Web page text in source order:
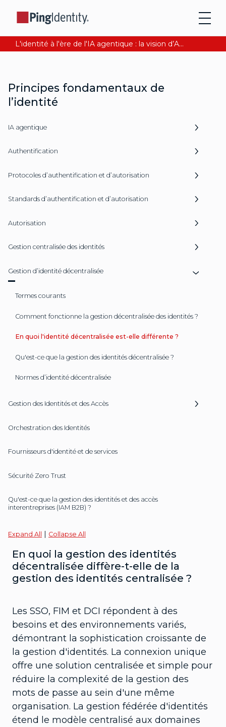
L'identité à l'ère de l'IA agentique : la vision d’Andre Durand sur la confiance numérique
Principes fondamentaux de
l’identité
IA agentique
Authentification
Protocoles d’authentification et d’autorisation
Standards d’authentification et d’autorisation
Autorisation
Gestion centralisée des identités
Gestion d’identité décentralisée
Termes courants
Comment fonctionne la gestion décentralisée des identités ?
En quoi l'identité décentralisée est-elle différente ?
Qu'est-ce que la gestion des identités décentralisée ?
Normes d’identité décentralisée
Gestion des Identités et des Accès
Orchestration des Identités
Fournisseurs d'identité et de services
Sécurité Zero Trust
Qu'est-ce que la gestion des identités et des accès
interentreprises (IAM B2B) ?
Expand All | Collapse All
En quoi la gestion des identités
décentralisée diffère-t-elle de la
gestion des identités centralisée ?
Les SSO, FIM et DCI répondent à des
besoins et des environnements variés,
démontrant la sophistication croissante de
la gestion d'identités. La connexion unique
offre une solution centralisée et simple pour
réduire la complexité de la gestion des
mots de passe au sein d'une même
organisation. La gestion fédérée d'identités
étend le modèle centralisé aux domaines